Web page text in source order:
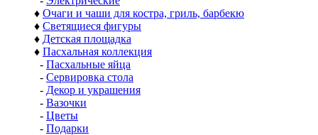
♦ Очаги и чаши для костра, гриль, барбекю
♦ Светящиеся фигуры
♦ Детская площадка
♦ Пасхальная коллекция
- Пасхальные яйца
- Сервировка стола
- Декор и украшения
- Вазочки
- Цветы
- Подарки